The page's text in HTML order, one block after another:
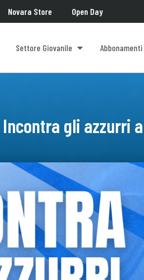
Novara Store Open Day
Settore Giovanile
Incontra gli azzurri